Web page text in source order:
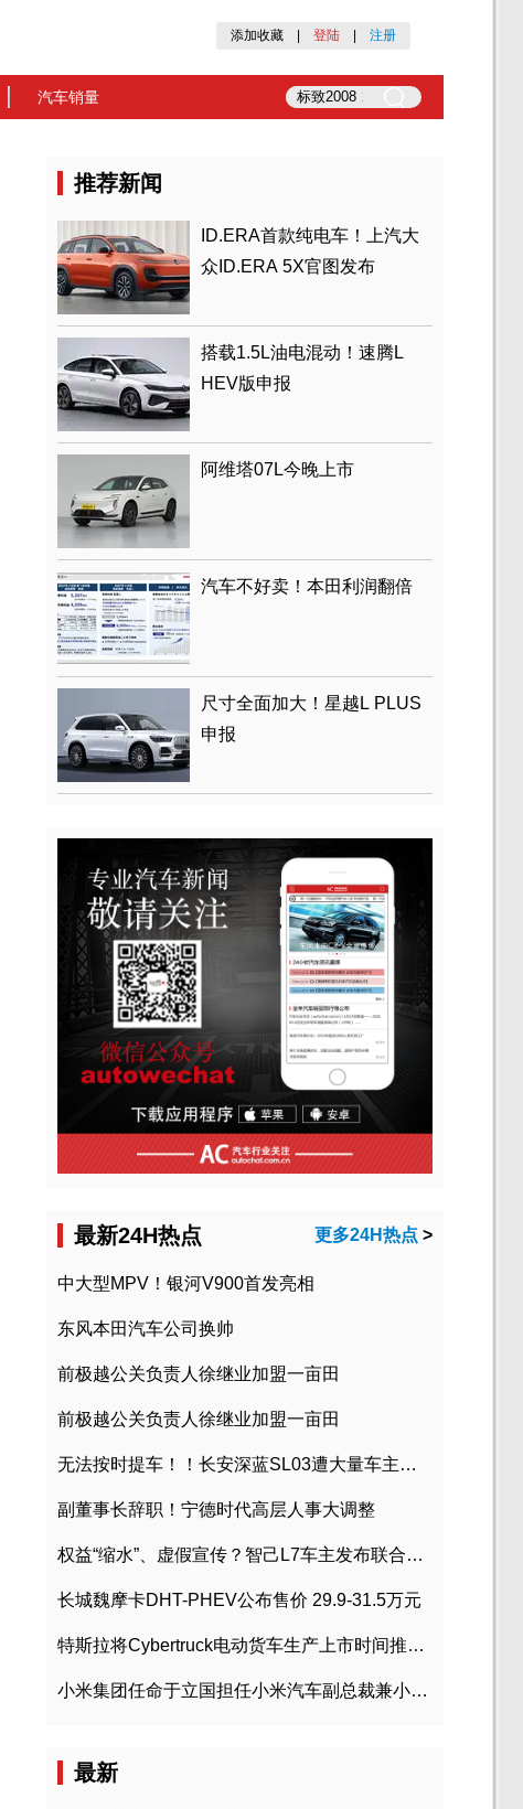
添加收藏 登陆 注册
汽车销量
推荐新闻
ID.ERA首款纯电车！上汽大
众ID.ERA 5X官图发布
搭载1.5L油电混动！速腾L
HEV版申报
阿维塔07L今晚上市
汽车不好卖！本田利润翻倍
尺寸全面加大！星越L PLUS
申报
最新24H热点 更多24H热点 >
中大型MPV！银河V900首发亮相
东风本田汽车公司换帅
前极越公关负责人徐继业加盟一亩田
前极越公关负责人徐继业加盟一亩田
无法按时提车！！长安深蓝SL03遭大量车主投诉
副董事长辞职！宁德时代高层人事大调整
权益“缩水”、虚假宣传？智己L7车主发布联合维权声明
长城魏摩卡DHT-PHEV公布售价 29.9-31.5万元
特斯拉将Cybertruck电动货车生产上市时间推迟到2023年初
小米集团任命于立国担任小米汽车副总裁兼小米汽车北京总部政委
最新